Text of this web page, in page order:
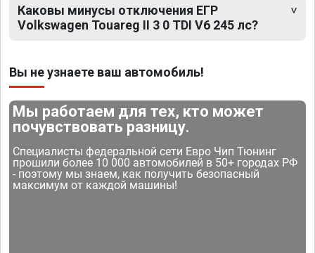
Каковы минусы отключения ЕГР
Volkswagen Touareg II 3 0 TDI V6 245 лс?
Вы не узнаете ваш автомобиль!
Мы работаем для тех, кто может
почувствовать разницу.
Специалисты федеральной сети Евро Чип Тюнинг
прошили более 10 000 автомобилей в 50+ городах РФ
- поэтому мы знаем, как получить безопасный
максимум от каждой машины!